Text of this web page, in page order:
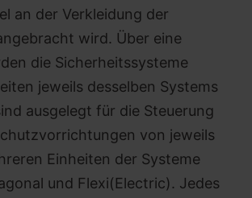
an der Verkleidung der
wird. Über eine
die Sicherheitssysteme
jeweils desselben Systems
ausgelegt für die Steuerung
von jeweils
Einheiten der Systeme
und Flexi(Electric). Jedes